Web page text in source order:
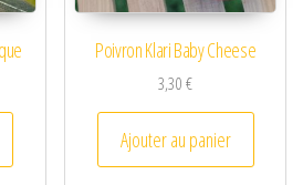
: 4,20 €.
actuel est : 4,00 €.
Poivron Klari Baby Cheese
3,30€
Ajouter au panier